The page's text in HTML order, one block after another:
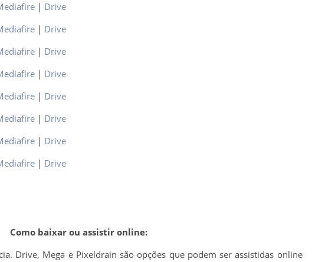
| Drive
| Drive
| Drive
| Drive
| Drive
| Drive
| Drive
| Drive
Como baixar ou assistir online:
Drive, Mega e Pixeldrain são opções que podem ser assistidas online